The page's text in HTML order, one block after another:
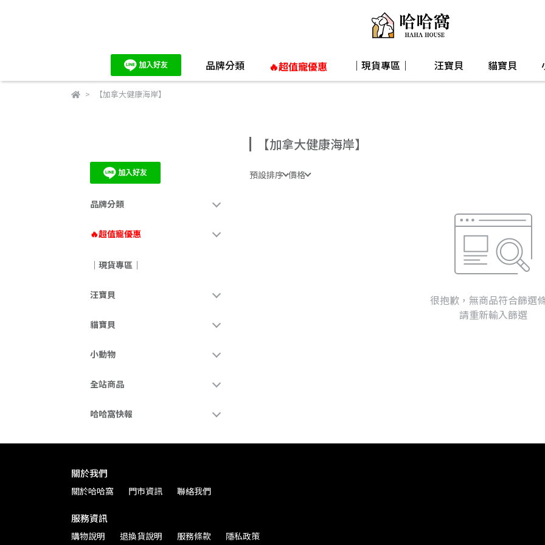
品牌分類 🔥超值寵優惠 ｜現貨專區｜ 汪寶貝 貓寶貝
【加拿大健康海岸】
品牌分類
🔥超值寵優惠
｜現貨專區｜
汪寶貝
貓寶貝
小動物
全站商品
哈哈窩快報
【加拿大健康海岸】
預設排序 價格
很抱歉，無商品符合篩選
請重新輸入篩選
關於我們
關於哈哈窩 門市資訊 聯絡我們
服務資訊
購物說明 退換貨說明 服務條款 隱私政策